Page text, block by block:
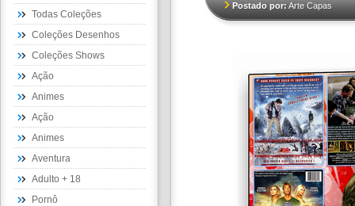
Todas Coleções
Coleções Desenhos
Coleções Shows
Ação
Animes
Ação
Animes
Aventura
Adulto + 18
Pornô
Postado por:Arte Capas